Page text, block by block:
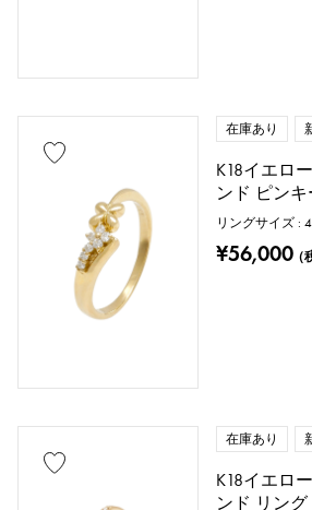
在庫あり
K18イエロ
ンド ピン
リングサイズ :
¥56,000（
在庫あり
K18イエロ
ンド リング